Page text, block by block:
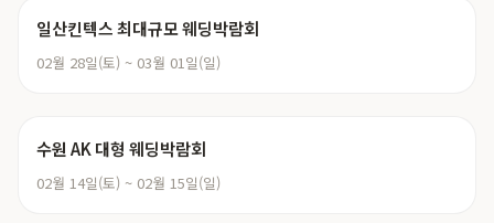
일산킨텍스 최대규모 웨딩박람회
02월 28일(토) ~ 03월 01일(일)
수원 AK 대형 웨딩박람회
02월 14일(토) ~ 02월 15일(일)